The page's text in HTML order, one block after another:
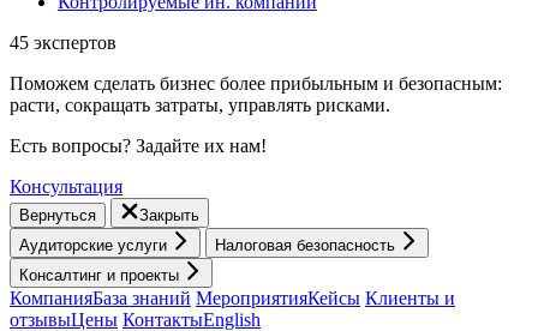
45 экспертов
Поможем сделать бизнес более прибыльным и безопасным:
расти, cокращать затраты, управлять рисками.
Есть вопросы? Задайте их нам!
Консультация
Вернуться
Закрыть
Аудиторские услуги
Налоговая безопасность
Консалтинг и проекты
КомпанияБаза знаний МероприятияКейсы Клиенты и
отзывыЦены КонтактыEnglish